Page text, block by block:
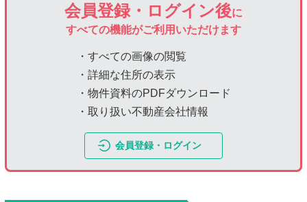
会員登録・ログイン後に
すべての機能がご利用いただけます
・すべての画像の閲覧
・詳細な住所の表示
・物件資料のPDFダウンロード
・取り扱い不動産会社情報
会員登録・ログイン